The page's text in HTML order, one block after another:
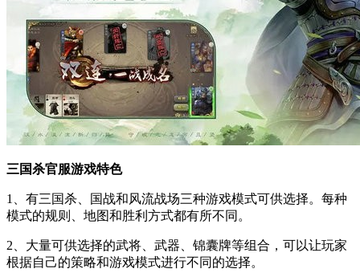
三国杀官服游戏特色
1、有三国杀、国战和风流战场三种游戏模式可供选择。每种
模式的规则、地图和胜利方式都有所不同。
2、大量可供选择的武将、武器、锦囊牌等组合，可以让玩家
根据自己的策略和游戏模式进行不同的选择。